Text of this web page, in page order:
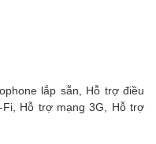
lắp sẵn, Hỗ trợ điều
Hỗ trợ mạng 3G, Hỗ trợ